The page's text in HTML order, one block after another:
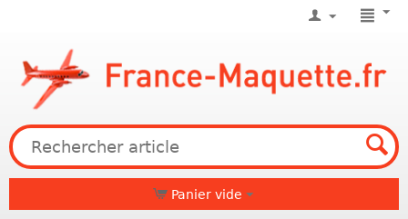
Panier vide